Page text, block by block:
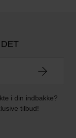
i din indbakke?
tilbud!